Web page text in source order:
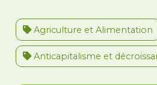
Agriculture et Alimentation
Anticapitalisme et
Antiracisme et